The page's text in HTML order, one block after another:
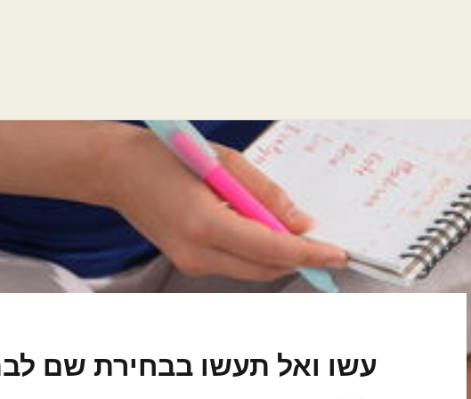
עשו ואל תעשו בבחירת שם